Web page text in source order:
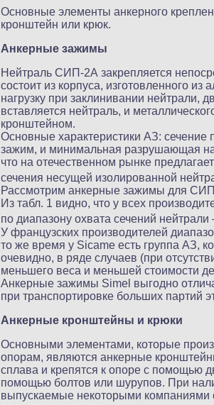
Основные элементы анкерного
кронштейн или крюк.
Анкерные зажимы
Нейтраль СИП-2А закрепляется
состоит из корпуса, изготовленного
нагрузку при заклинивании нейтрали,
вставляется нейтраль, и
кронштейном.
Основные характеристики АЗ: сечение
зажим, и минимальная разрушающая
что на отечественном рынке
сечения несущей изолированной
Рассмотрим анкерные зажимы для
Из табл. 1 видно, что у всех
по диапазону охвата сечений
У французских производителей
то же время у Sicame есть группа АЗ,
очевидно, в ряде случаев (при
меньшего веса и меньшей стоимости
Анкерные зажимы Simel выгодно
при транспортировке больших партий
Анкерные кронштейны и крюки
Основными элементами, которые
опорам, являются анкерные
сплава и крепятся к опоре с помощью
помощью болтов или шурупов. При
выпускаемые некоторыми компаниями